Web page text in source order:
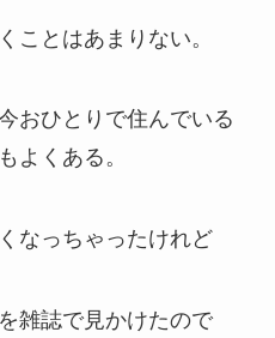
ことはあまりない。
おひとりで住んでいる
よくある。
なっちゃったけれど
雑誌で見かけたので